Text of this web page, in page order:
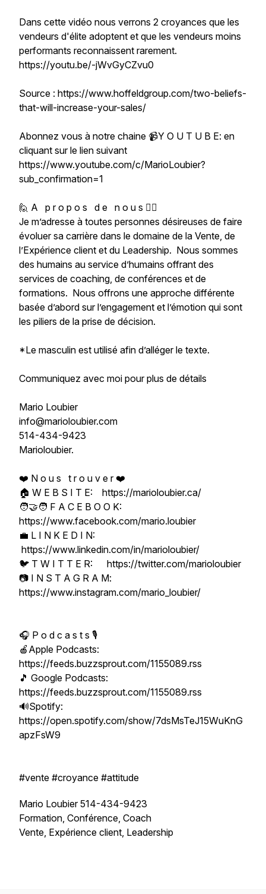
Dans cette vidéo nous verrons 2 croyances que les
vendeurs d'élite adoptent et que les vendeurs moins
performants reconnaissent rarement.
https://youtu.be/-jWvGyCZvu0
Source : https://www.hoffeldgroup.com/two-beliefs-
that-will-increase-your-sales/
Abonnez vous à notre chaine 📹Y O U T U B E: en
cliquant sur le lien suivant
https://www.youtube.com/c/MarioLoubier?
sub_confirmation=1
🙋 A p r o p o s d e n o u s 🙋‍♂‍
Je m’adresse à toutes personnes désireuses de faire
évoluer sa carrière dans le domaine de la Vente, de
l’Expérience client et du Leadership. Nous sommes
des humains au service d’humains offrant des
services de coaching, de conférences et de
formations. Nous offrons une approche différente
basée d’abord sur l’engagement et l’émotion qui sont
les piliers de la prise de décision.
*Le masculin est utilisé afin d’alléger le texte.
Communiquez avec moi pour plus de détails
Mario Loubier
info@marioloubier.com
514-434-9423
Marioloubier.
❤️ N o u s t r o u v e r ❤️
🏠 W E B S I T E: https://marioloubier.ca/
🧑‍🤝‍🧑 F A C E B O O K:
https://www.facebook.com/mario.loubier
💼 L I N K E D I N:
https://www.linkedin.com/in/marioloubier/
🐦 T W I T T E R: https://twitter.com/marioloubier
📷 I N S T A G R A M:
https://www.instagram.com/mario_loubier/
🎧 P o d c a s t s 🎙️
🍎Apple Podcasts:
https://feeds.buzzsprout.com/1155089.rss
🎵 Google Podcasts:
https://feeds.buzzsprout.com/1155089.rss
🔊Spotify:
https://open.spotify.com/show/7dsMsTeJ15WuKnG
apzFsW9
#vente #croyance #attitude
Mario Loubier 514-434-9423
Formation, Conférence, Coach
Vente, Expérience client, Leadership